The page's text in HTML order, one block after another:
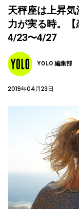
天秤座は上昇
力が実る時。【
4/23〜4/27
YOLO 編集部
2019年04月23日